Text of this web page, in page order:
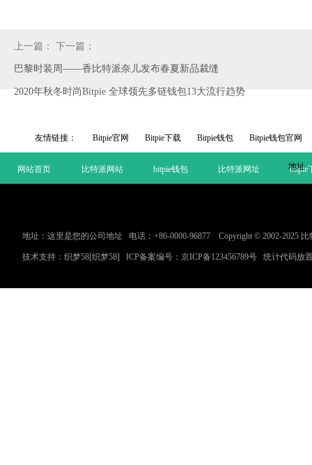
上一篇：
巴黎时装周——香比特派奈儿发布春夏新品裁缝
下一篇：
2020年秋冬时尚Bitpie 全球领先多链钱包13大流行趋势
友情链接： Bitpie官网 Bitpie下载 Bitpie钱包 Bitpie钱包官网
地址
网站首页 比特派网站 bitpie钱包 比特派网址 bitpie
地址：这里是您的公司地址 电话：+86-0000-96877 Copyright © 2002-2025
技术支持： 织梦58[织梦58] ICP备案编号： 京ICP备123456789号 统计代码放